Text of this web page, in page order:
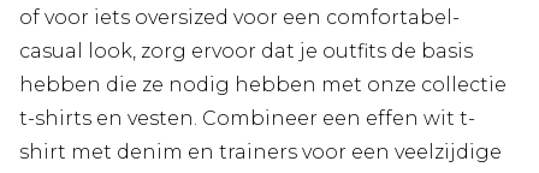
of voor iets oversized voor een comfortabel-
casual look, zorg ervoor dat je outfits de basis
hebben die ze nodig hebben met onze collectie
t-shirts en vesten. Combineer een effen wit t-
shirt met denim en trainers voor een veelzijdige